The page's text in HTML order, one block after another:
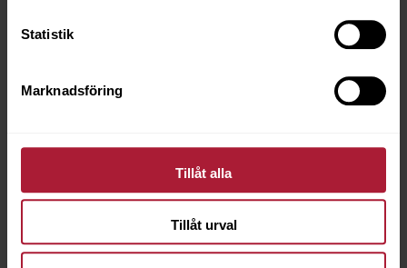
Statistik
Marknadsföring
Tillåt alla
Tillåt urval